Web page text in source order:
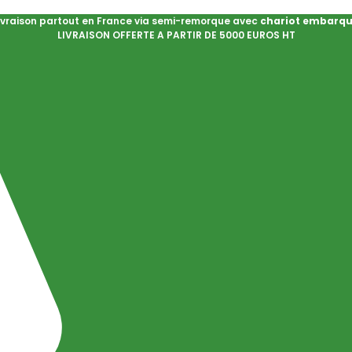
partout en France via semi-remorque avec chariot
LIVRAISON OFFERTE A PARTIR DE 5000 EUROS HT